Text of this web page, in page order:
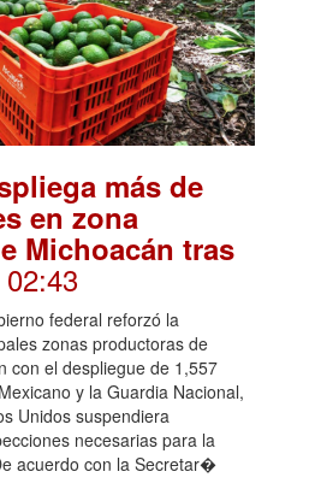
más de
en zona
Michoacán tras
02:43
federal reforzó la
zonas productoras de
con el despliegue de 1,557
y la Guardia Nacional,
Unidos suspendiera
necesarias para la
acuerdo con la Secretar�